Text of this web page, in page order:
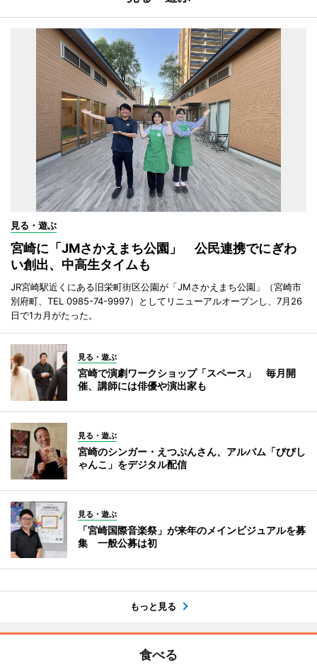
見る・遊ぶ
宮崎に「JMさかえまち公園」 公民連携でにぎわ
い創出、中高生タイムも
JR宮崎駅近くにある旧栄町街区公園が「JMさかえまち公園」（宮崎市
別府町、TEL 0985-74-9997）としてリニューアルオープンし、7月26
日で1カ月がたった。
見る・遊ぶ
宮崎で演劇ワークショップ「スペース」 毎月開
催、講師には俳優や演出家も
見る・遊ぶ
宮崎のシンガー・えつぷんさん、アルバム「びびし
ゃんこ」をデジタル配信
見る・遊ぶ
「宮崎国際音楽祭」が来年のメインビジュアルを募
集 一般公募は初
もっと見る
食べる